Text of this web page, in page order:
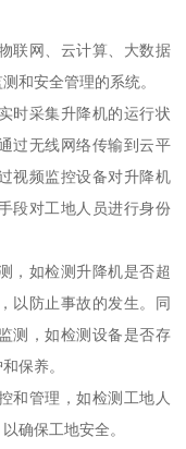
联网、云计算、大数据
和安全管理的系统。
时采集升降机的运行状
过无线网络传输到云平
视频监控设备对升降机
段对工地人员进行身份
，如检测升降机是否超
以防止事故的发生。同
测，如检测设备是否存
保养。
和管理，如检测工地人
确保工地安全。